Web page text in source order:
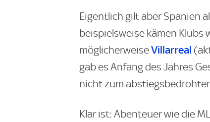
Eigentlich gilt aber Spanien
beispielsweise kämen Klubs
möglicherweiseVillarreal
gab es Anfang des Jahres
nicht zum
Klar ist: Abenteuer wie die